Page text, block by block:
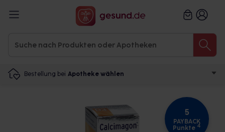
Bestellung bei Apotheke wählen
5
PAYBACK
Punkte 4